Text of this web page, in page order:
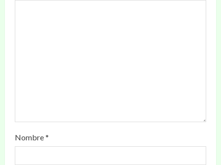
Nombre*